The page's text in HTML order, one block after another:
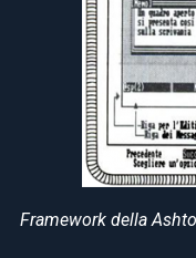
Framework della